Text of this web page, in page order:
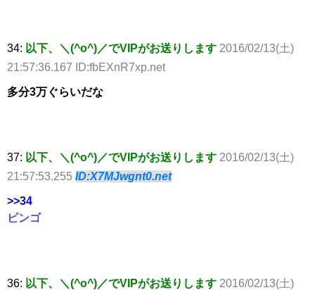
34: 以下、＼(^o^)／でVIPがお送りします 2016/02/13(土)
21:57:36.167 ID:fbEXnR7xp.net
多分3万ぐらいだな
37: 以下、＼(^o^)／でVIPがお送りします 2016/02/13(土)
21:57:53.255 ID:X7MJwgnt0.net
>>34
ビンゴ
36: 以下、＼(^o^)／でVIPがお送りします 2016/02/13(土)